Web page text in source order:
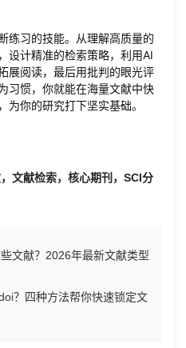
练习的技能。从理解高质量的
设计精准的检索策略，利用AI
展阅读，最后用批判的眼光评
习惯，你就能在海量文献中快
你的研究打下坚实基础。
文献检索，核心期刊，SCI分
文献？2026年最新文献类型
？四种方法帮你快速锁定文